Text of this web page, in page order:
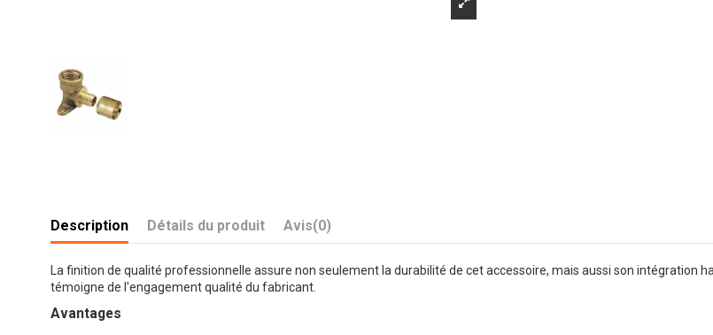
Description Détails du produit Avis(0)
La finition de qualité professionnelle assure non seulement la durabilité de cet accessoire, mais aussi son
témoigne de l'engagement qualité du fabricant.
Avantages